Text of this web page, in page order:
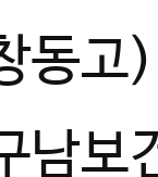
동고)
남